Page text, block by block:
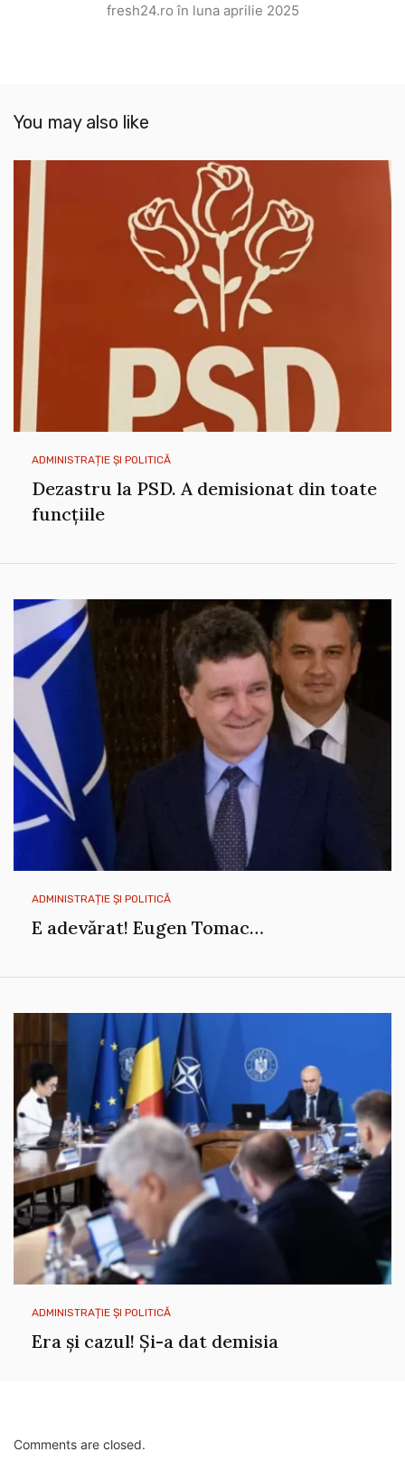
fresh24.ro în luna aprilie 2025
You may also like
ADMINISTRAȚIE ȘI POLITICĂ
Dezastru la PSD. A demisionat din toate
funcțiile
ADMINISTRAȚIE ȘI POLITICĂ
E adevărat! Eugen Tomac…
ADMINISTRAȚIE ȘI POLITICĂ
Era și cazul! Și-a dat demisia
Comments are closed.